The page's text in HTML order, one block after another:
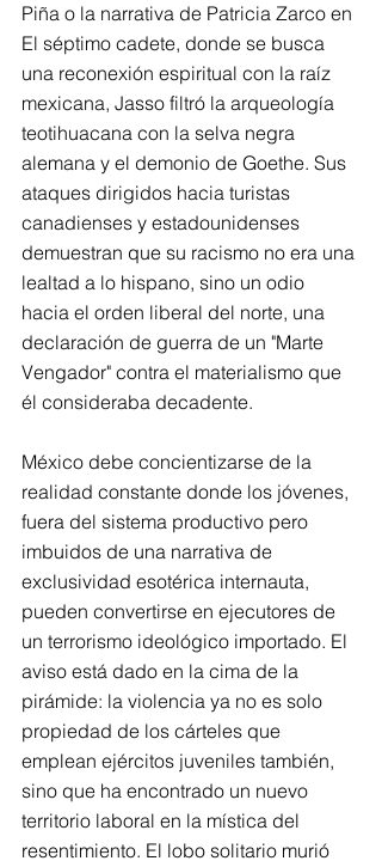
Piña o la narrativa de Patricia Zarco en
El séptimo cadete, donde se busca
una reconexión espiritual con la raíz
mexicana, Jasso filtró la arqueología
teotihuacana con la selva negra
alemana y el demonio de Goethe. Sus
ataques dirigidos hacia turistas
canadienses y estadounidenses
demuestran que su racismo no era una
lealtad a lo hispano, sino un odio
hacia el orden liberal del norte, una
declaración de guerra de un "Marte
Vengador" contra el materialismo que
él consideraba decadente.
México debe concientizarse de la
realidad constante donde los jóvenes,
fuera del sistema productivo pero
imbuidos de una narrativa de
exclusividad esotérica internauta,
pueden convertirse en ejecutores de
un terrorismo ideológico importado. El
aviso está dado en la cima de la
pirámide: la violencia ya no es solo
propiedad de los cárteles que
emplean ejércitos juveniles también,
sino que ha encontrado un nuevo
territorio laboral en la mística del
resentimiento. El lobo solitario murió